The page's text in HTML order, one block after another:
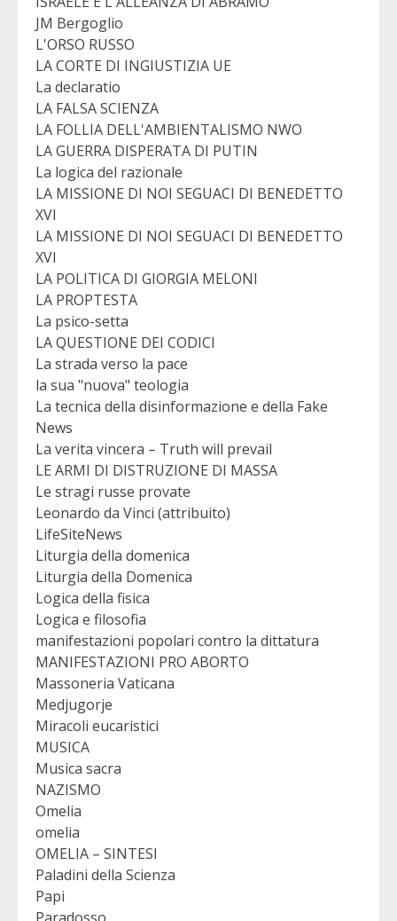
JM Bergoglio
L'ORSO RUSSO
LA CORTE DI INGIUSTIZIA UE
La declaratio
LA FALSA SCIENZA
LA FOLLIA DELL'AMBIENTALISMO NWO
LA GUERRA DISPERATA DI PUTIN
La logica del razionale
LA MISSIONE DI NOI SEGUACI DI BENEDETTO
XVI
LA MISSIONE DI NOI SEGUACI DI BENEDETTO
XVI
LA POLITICA DI GIORGIA MELONI
LA PROPTESTA
La psico-setta
LA QUESTIONE DEI CODICI
La strada verso la pace
la sua "nuova" teologia
La tecnica della disinformazione e della Fake
News
La verita vincera – Truth will prevail
LE ARMI DI DISTRUZIONE DI MASSA
Le stragi russe provate
Leonardo da Vinci (attribuito)
LifeSiteNews
Liturgia della domenica
Liturgia della Domenica
Logica della fisica
Logica e filosofia
manifestazioni popolari contro la dittatura
MANIFESTAZIONI PRO ABORTO
Massoneria Vaticana
Medjugorje
Miracoli eucaristici
MUSICA
Musica sacra
NAZISMO
Omelia
omelia
OMELIA – SINTESI
Paladini della Scienza
Papi